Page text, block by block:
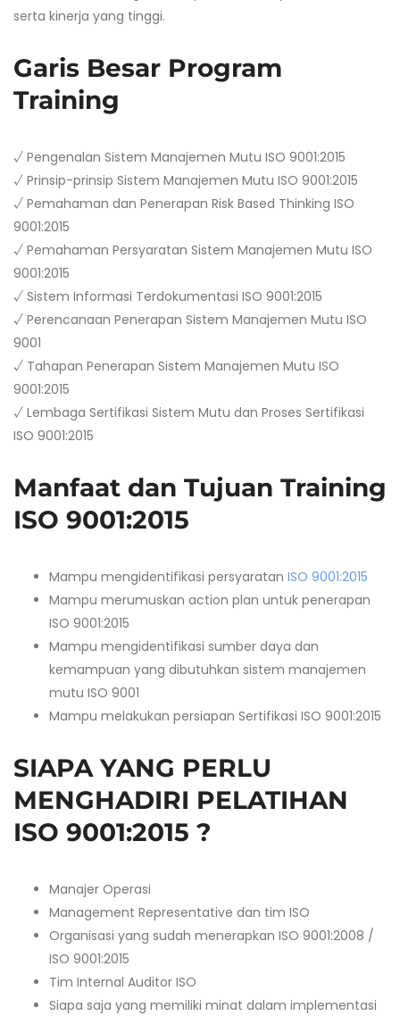
serta kinerja yang tinggi.
Garis Besar Program
Training
√ Pengenalan Sistem Manajemen Mutu ISO 9001:2015
√ Prinsip-prinsip Sistem Manajemen Mutu ISO 9001:2015
√ Pemahaman dan Penerapan Risk Based Thinking ISO
9001:2015
√ Pemahaman Persyaratan Sistem Manajemen Mutu ISO
9001:2015
√ Sistem Informasi Terdokumentasi ISO 9001:2015
√ Perencanaan Penerapan Sistem Manajemen Mutu ISO
9001
√ Tahapan Penerapan Sistem Manajemen Mutu ISO
9001:2015
√ Lembaga Sertifikasi Sistem Mutu dan Proses Sertifikasi
ISO 9001:2015
Manfaat dan Tujuan Training
ISO 9001:2015
Mampu mengidentifikasi persyaratan ISO 9001:2015
Mampu merumuskan action plan untuk penerapan
ISO 9001:2015
Mampu mengidentifikasi sumber daya dan
kemampuan yang dibutuhkan sistem manajemen
mutu ISO 9001
Mampu melakukan persiapan Sertifikasi ISO 9001:2015
SIAPA YANG PERLU
MENGHADIRI PELATIHAN
ISO 9001:2015 ?
Manajer Operasi
Management Representative dan tim ISO
Organisasi yang sudah menerapkan ISO 9001:2008 /
ISO 9001:2015
Tim Internal Auditor ISO
Siapa saja yang memiliki minat dalam implementasi